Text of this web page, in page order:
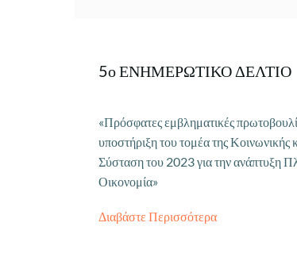
5ο ΕΝΗΜΕΡΩΤΙΚΟ ΔΕΛΤΙΟ
«Πρόσφατες εμβληματικές
υποστήριξη του τομέα της
Σύσταση του 2023 για την ανάπτυξη
Οικονομία»
Διαβάστε Περισσότερα